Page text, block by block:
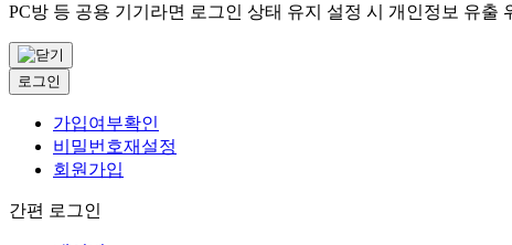
PC방 등 공용 기기라면 로그인 상태 유지 설정 시 개인정보 유
로그인
가입여부확인
비밀번호재설정
회원가입
간편 로그인